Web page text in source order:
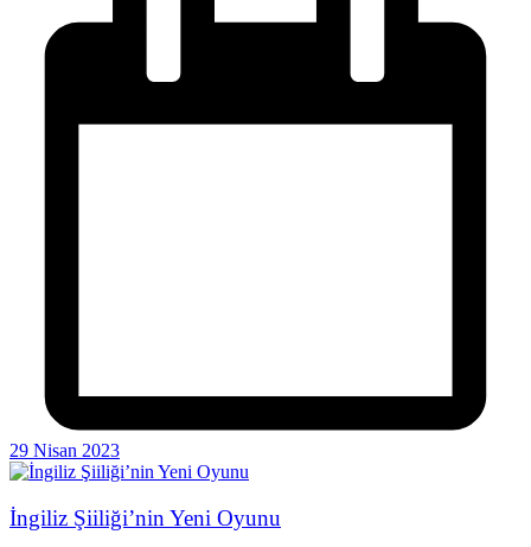
29 Nisan 2023
İngiliz Şiiliği’nin Yeni Oyunu